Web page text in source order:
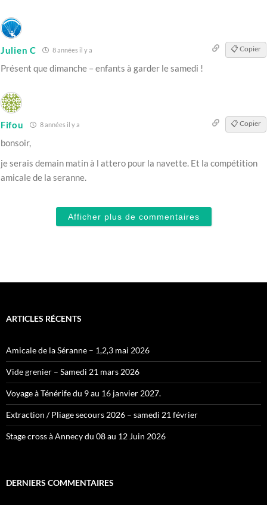
Julien C 8 années il y a 📋 Copier
Présent que dimanche – enfants à garder le samedi !
Fifou 8 années il y a 📋 Copier
bonsoir,
je serais demain matin à l attero pour la navette. Et la compétition
amicale de la seranne.
Afficher plus de commentaires
ARTICLES RÉCENTS
Amicale de la Séranne – 1,2,3 mai 2026
Vide grenier – Samedi 21 mars 2026
Voyage à Ténérife du 9 au 16 janvier 2027.
Extraction / Pliage secours 2026 – samedi 21 février
Stage cross à Annecy du 08 au 12 Juin 2026
DERNIERS COMMENTAIRES